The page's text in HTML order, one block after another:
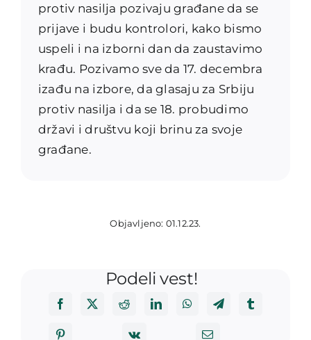
protiv nasilja pozivaju građane da se
prijave i budu kontrolori, kako bismo
uspeli i na izborni dan da zaustavimo
krađu. Pozivamo sve da 17. decembra
izađu na izbore, da glasaju za Srbiju
protiv nasilja i da se 18. probudimo
državi i društvu koji brinu za svoje
građane.
Objavljeno: 01.12.23.
Podeli vest!